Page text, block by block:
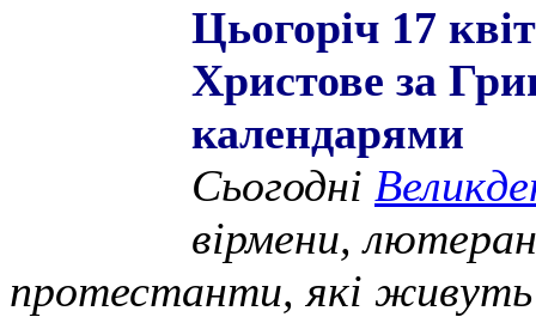
Цьогоріч 17
Христове за
календарями
Сьогодні
вірмени,
протестанти, які живуть